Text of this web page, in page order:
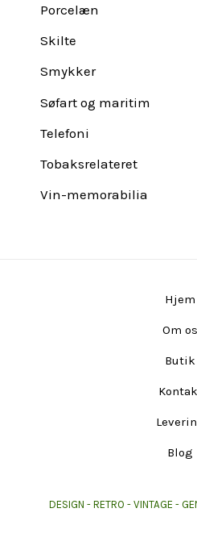
Porcelæn
Skilte
Smykker
Søfart og maritim
Telefoni
Tobaksrelateret
Vin-memorabilia
Hjem
Om os
Butik
Blog
DESIGN - RETRO - VINTAGE -